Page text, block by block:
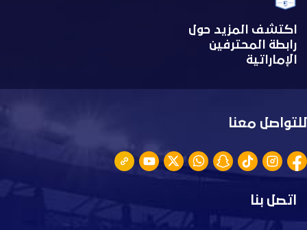
اكتشف المزيد حول
رابطة المحترفين
الإماراتية
للتواصل معنا
اتصل بنا